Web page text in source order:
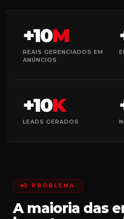
+10M
REAIS GERENCIADOS EM
ANÚNCIOS
+10K
LEADS GERADOS
O PROBLEMA
A maioria das